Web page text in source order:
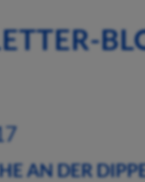
AN DER